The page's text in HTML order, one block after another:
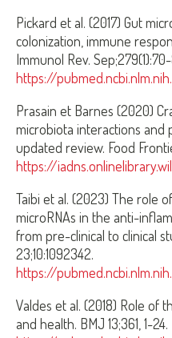
Pickard et al. (2017) Gut
colonization, immune
Immunol Rev.
https://
Prasain et Barnes (2020)
microbiota interactions and
updated review. Food
https://
Taibi et al. (2023) The role
microRNAs in the anti-
from pre-clinical to clinical
23;10:1092342.
https://
Valdes et al. (2018) Role of
and health. BMJ 13;361, 1-24.